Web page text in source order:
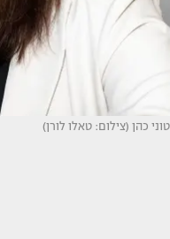
טוני כהן (צילום: טאלו לורן)